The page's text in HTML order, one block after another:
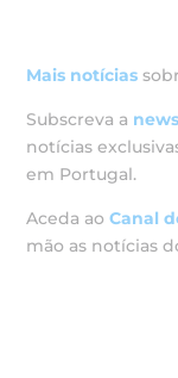
Mais notícias
Subscreva a
notícias
em Portugal.
Aceda aoCanal
mão as notícias